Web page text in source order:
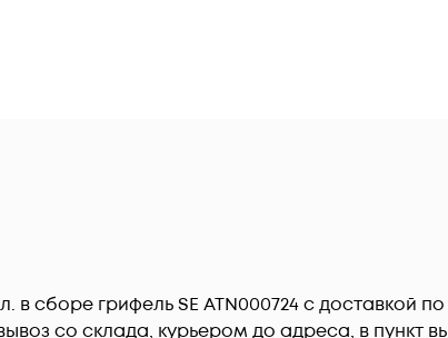
в сборе грифель SE ATN000724 c доставкой
со склада, курьером до адреса, в пункт